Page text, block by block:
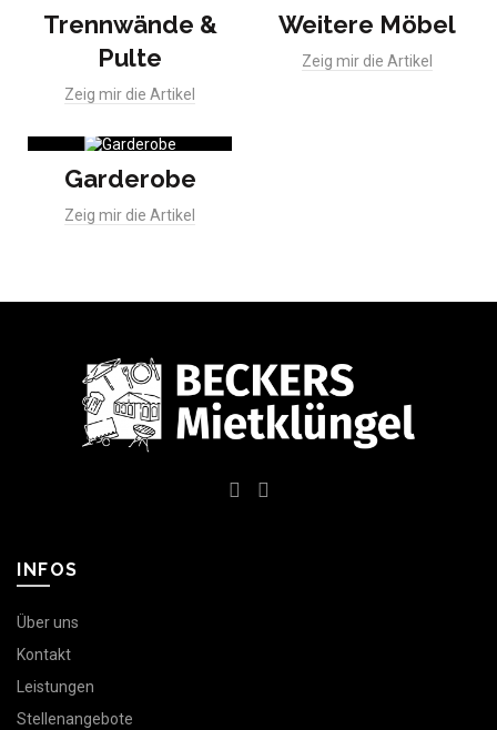
Trennwände &
Pulte
Zeig mir die Artikel
Weitere Möbel
Zeig mir die Artikel
Garderobe
Zeig mir die Artikel
INFOS
Über uns
Kontakt
Leistungen
Stellenangebote